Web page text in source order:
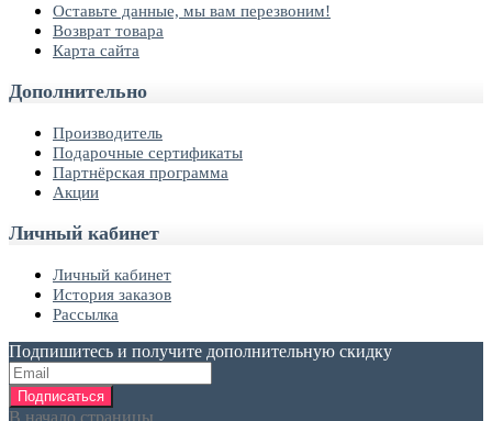
Оставьте данные, мы вам перезвоним!
Возврат товара
Карта сайта
Дополнительно
Производитель
Подарочные сертификаты
Партнёрская программа
Акции
Личный кабинет
Личный кабинет
История заказов
Рассылка
Подпишитесь и получите дополнительную скидку
Подписаться
В начало страницы